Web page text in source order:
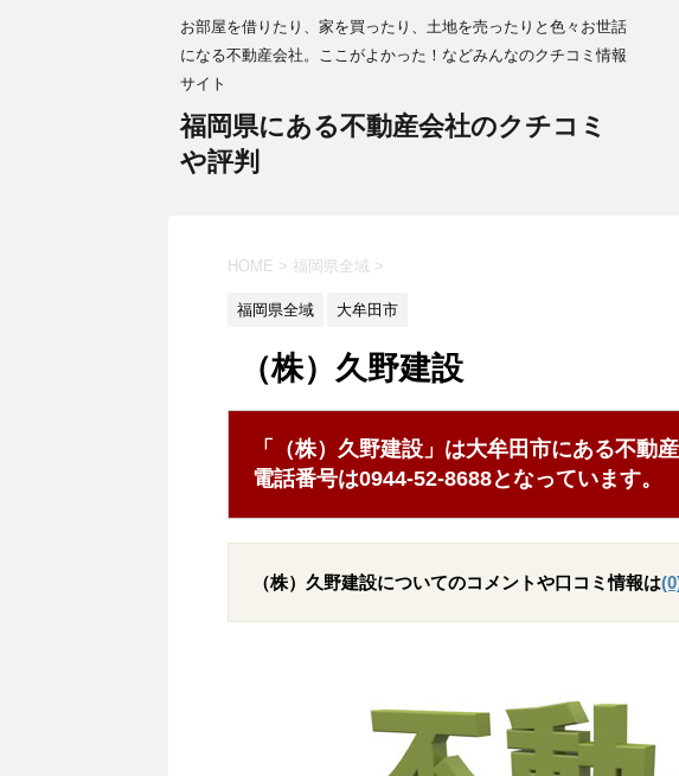
お部屋を借りたり、家を買ったり、土地を売ったりと色々お世話
になる不動産会社。ここがよかった！などみんなのクチコミ情報
サイト
福岡県にある不動産会社のクチコミ
や評判
HOME > 福岡県全域 >
福岡県全域 大牟田市
（株）久野建設
「（株）久野建設」は大牟田市にある不動
電話番号は0944-52-8688となっています。
（株）久野建設についてのコメントや口コミ情報は